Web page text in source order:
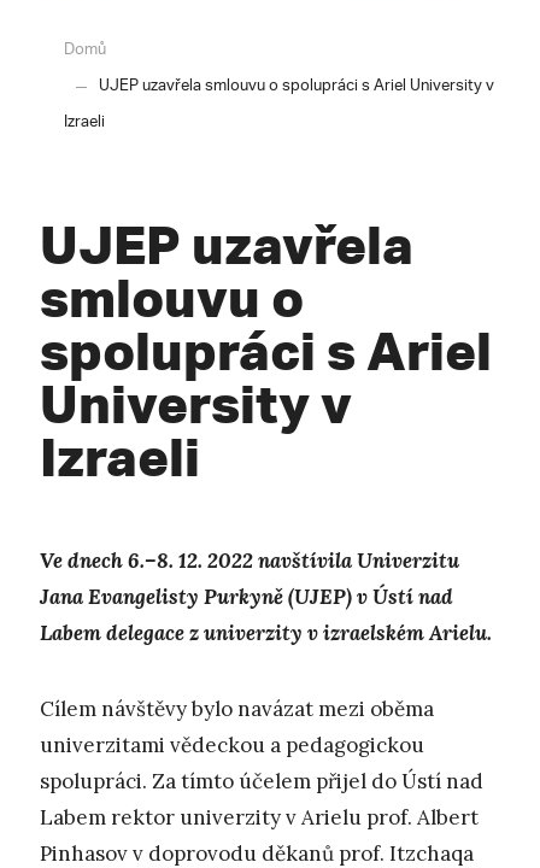
Domů
UJEP uzavřela smlouvu o spolupráci s Ariel University v
Izraeli
UJEP uzavřela
smlouvu o
spolupráci s Ariel
University v
Izraeli
Ve dnech 6.–8. 12. 2022 navštívila Univerzitu
Jana Evangelisty Purkyně (UJEP) v Ústí nad
Labem delegace z univerzity v izraelském Arielu.
Cílem návštěvy bylo navázat mezi oběma
univerzitami vědeckou a pedagogickou
spolupráci. Za tímto účelem přijel do Ústí nad
Labem rektor univerzity v Arielu prof. Albert
Pinhasov v doprovodu děkanů prof. Itzchaqa